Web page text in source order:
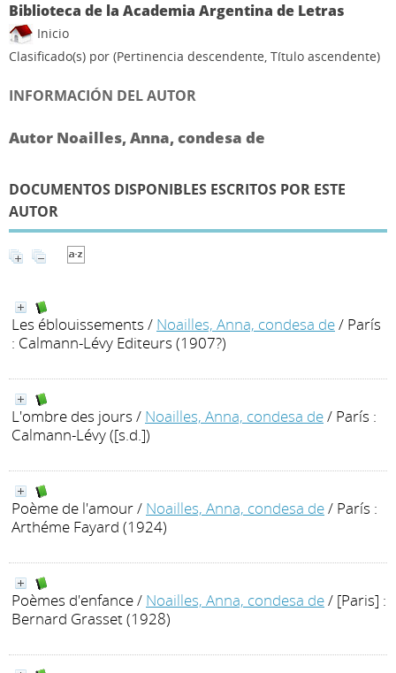
Biblioteca de la Academia Argentina de Letras
Inicio
Clasificado(s) por (Pertinencia descendente, Título ascendente)
INFORMACIÓN DEL AUTOR
Autor Noailles, Anna, condesa de
DOCUMENTOS DISPONIBLES ESCRITOS POR ESTE
AUTOR
Les éblouissements / Noailles, Anna, condesa de/ París
: Calmann-Lévy Editeurs (1907?)
L'ombre des jours / Noailles, Anna, condesa de/ París :
Calmann-Lévy ([s.d.])
Poème de l'amour/ Noailles, Anna, condesa de/ París :
Arthéme Fayard (1924)
Poèmes d'enfance/ Noailles, Anna, condesa de/ [Paris] :
Bernard Grasset (1928)